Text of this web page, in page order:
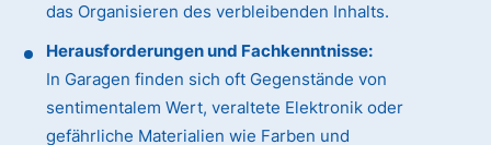
das Organisieren des verbleibenden Inhalts.
Herausforderungen und Fachkenntnisse:
In Garagen finden sich oft Gegenstände von
sentimentalem Wert, veraltete Elektronik oder
gefährliche Materialien wie Farben und